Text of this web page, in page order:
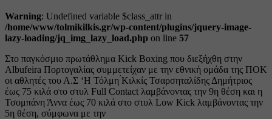
Warning: Undefined variable $class_attr in
/home/www/tolmikilkis.gr/wp-content/plugins/jquery-image-
lazy-loading/jq_img_lazy_load.php on line 57
Στο παγκόσμιο πρωτάθλημα Kick Boxing που διεξήχθη στην
Αlbufeira Πορτογαλίας συμμετείχαν με την εθνική ομάδα της ΠΟΚ
οι αθλητές του Α.Σ ‘Η Τόλμη ́Κιλκίς Τσαρσηταλίδης Δημήτριος
έως 75 κιλά στο στυλ Full Contact λαμβάνοντας την 9η θέση και η
Τσομπάνη Άννα έως 70 κιλά στο στυλ Low Kick λαμβάνοντας την
5η θέση, σύμφωνα με την